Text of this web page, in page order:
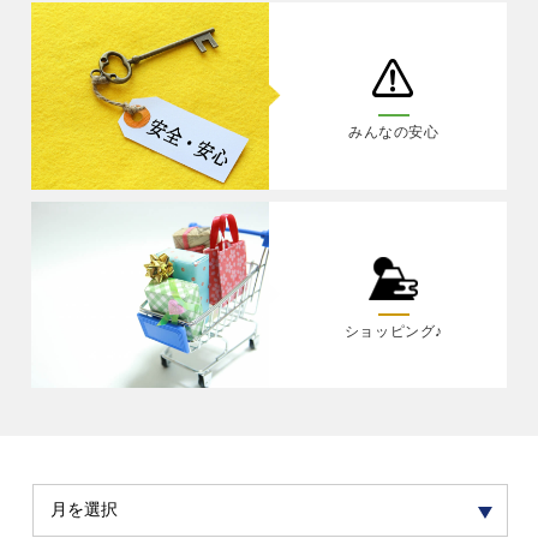
みんなの安心
ショッピング♪